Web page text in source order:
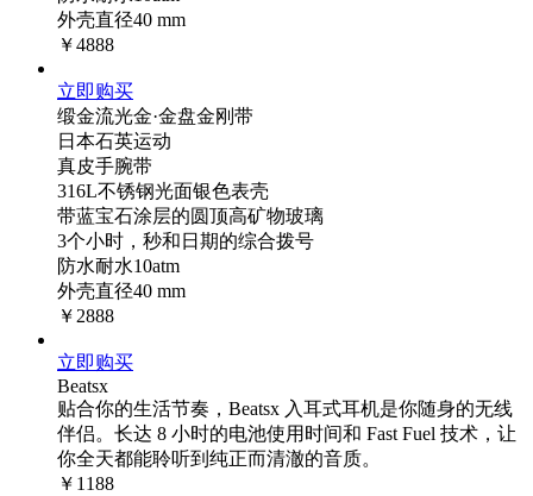
外壳直径40 mm
￥4888
立即购买
缎金流光金·金盘金刚带
日本石英运动
真皮手腕带
316L不锈钢光面银色表壳
带蓝宝石涂层的圆顶高矿物玻璃
3个小时，秒和日期的综合拨号
防水耐水10atm
外壳直径40 mm
￥2888
立即购买
Beatsx
贴合你的生活节奏，Beatsx 入耳式耳机是你随身的无线
伴侣。长达 8 小时的电池使用时间和 Fast Fuel 技术，让
你全天都能聆听到纯正而清澈的音质。
￥1188